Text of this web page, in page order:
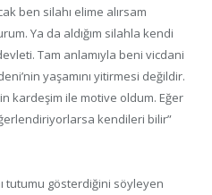
ben silahı elime alırsam
Ya da aldığım silahla kendi
Tam anlamıyla beni vicdani
yaşamını yitirmesi değildir.
kardeşim ile motive oldum. Eğer
kendileri bilir”
tutumu gösterdiğini söyleyen